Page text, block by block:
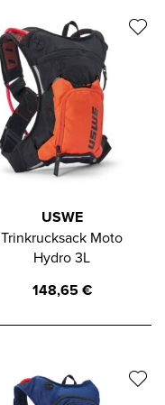
USWE
Trinkrucksack Moto
Hydro 3L
148,65€